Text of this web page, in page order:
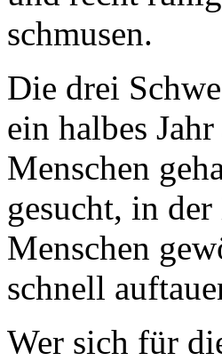
schmusen.
Die drei
ein halbes
Menschen
gesucht, in
Menschen
schnell
Wer sich für